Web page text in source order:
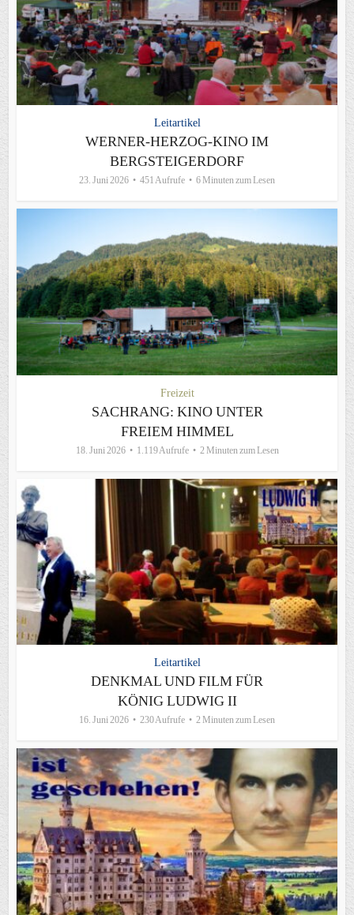
Leitartikel
WERNER-HERZOG-KINO IM
BERGSTEIGERDORF
23. Juni 2026 451 Aufrufe 6 Minuten zum Lesen
Freizeit
SACHRANG: KINO UNTER
FREIEM HIMMEL
18. Juni 2026 1.119 Aufrufe 2 Minuten zum Lesen
Leitartikel
DENKMAL UND FILM FÜR
KÖNIG LUDWIG II
16. Juni 2026 230 Aufrufe 2 Minuten zum Lesen